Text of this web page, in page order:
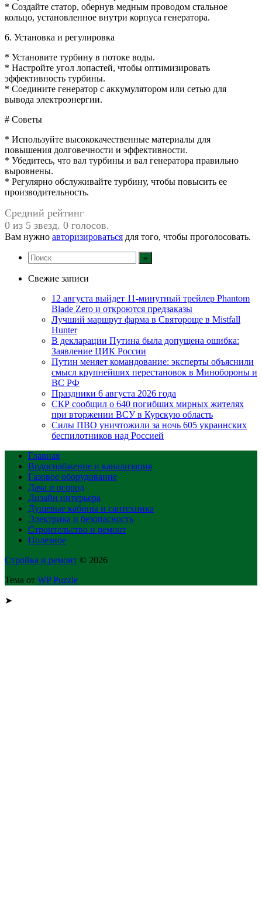
* Создайте статор, обернув медным проводом стальное
кольцо, установленное внутри корпуса генератора.
6. Установка и регулировка
* Установите турбину в потоке воды.
* Настройте угол лопастей, чтобы оптимизировать
эффективность турбины.
* Соедините генератор с аккумулятором или сетью для
вывода электроэнергии.
# Советы
* Используйте высококачественные материалы для
повышения долговечности и эффективности.
* Убедитесь, что вал турбины и вал генератора правильно
выровнены.
* Регулярно обслуживайте турбину, чтобы повысить ее
производительность.
Средний рейтинг
0 из 5 звезд. 0 голосов.
Вам нужно авторизироваться для того, чтобы проголосовать.
Свежие записи
12 августа выйдет 11-минутный трейлер Phantom
Blade Zero и откроются предзаказы
Лучший маршрут фарма в Святороще в Mistfall
Hunter
В декларации Путина была допущена ошибка:
Заявление ЦИК России
Путин меняет командование: эксперты объяснили
смысл крупнейших перестановок в Минобороны и
ВС РФ
Праздники 6 августа 2026 года
СКР сообщил о 640 погибших мирных жителях
при вторжении ВСУ в Курскую область
Силы ПВО уничтожили за ночь 605 украинских
беспилотников над Россией
Главная
Водоснабжение и канализация
Газовое оборудование
Дача и огород
Дизайн интерьера
Душевые кабины и сантехника
Электрика и безопасность
Строительство и ремонт
Полезное
Стройка и ремонт © 2026
Тема от WP Puzzle
➤